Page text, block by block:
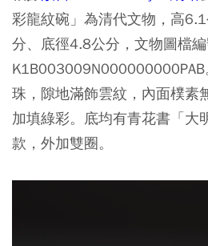
彩龍紋碗」為清代文物，高
分、底徑4.8公分，文物圖檔
珠，隙地滿飾雲紋，內面樸素
加填綠彩。底均有青花書「大
款，外加雙圈。